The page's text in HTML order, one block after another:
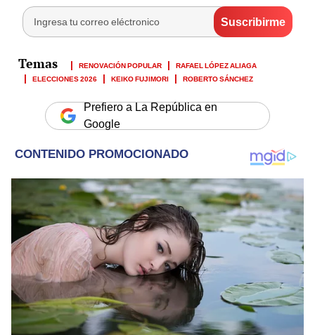
RENOVACIÓN POPULAR
RAFAEL LÓPEZ ALIAGA
ELECCIONES 2026
KEIKO FUJIMORI ROBERTO SÁNCHEZ
Prefiero a La República en
Google